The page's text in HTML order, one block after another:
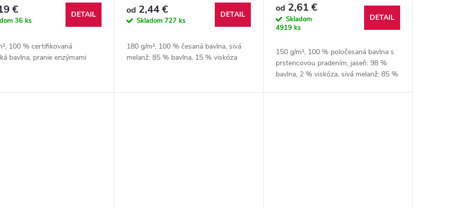
€
36 ks
DETAIL
100 % certifikovaná
bavlna, pranie enzýmami
od 2,44 €
Skladom 727 ks
DETAIL
180 g/m², 100 % česaná bavlna, sivá
melanž: 85 % bavlna, 15 % viskóza
od 2,61 €
Skladom
4919 ks
DETAIL
150 g/m², 100 % poločesaná bavlna s
prstencovou pradením, jaseň: 98 %
bavlna, 2 % viskóza, sivá melanž: 85 %